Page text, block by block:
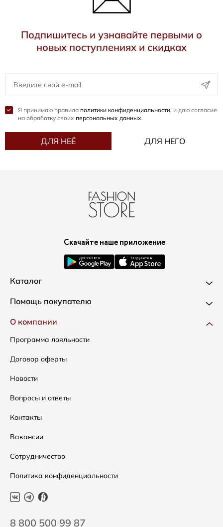
Подпишитесь и узнавайте первыми о
новых поступлениях и скидках
Я принимаю правила политики конфиденциальности, и даю согласие
на обработку своих персональных данных.
ДЛЯ НЕЁ ДЛЯ НЕГО
Скачайте наше приложение
Каталог
Новинки
Одежда
Сумки
Аксессуары
Распродажа
Подарочные сертификаты
Помощь покупателю
Доставка и оплата
Как оформить заказ
Условия возвратов
Таблица размеров
Уход за одеждой
О компании
Программа лояльности
Договор оферты
Новости
Вопросы и ответы
Контакты
Вакансии
Сотрудничество
Политика конфиденциальности
8 800 500 99 87